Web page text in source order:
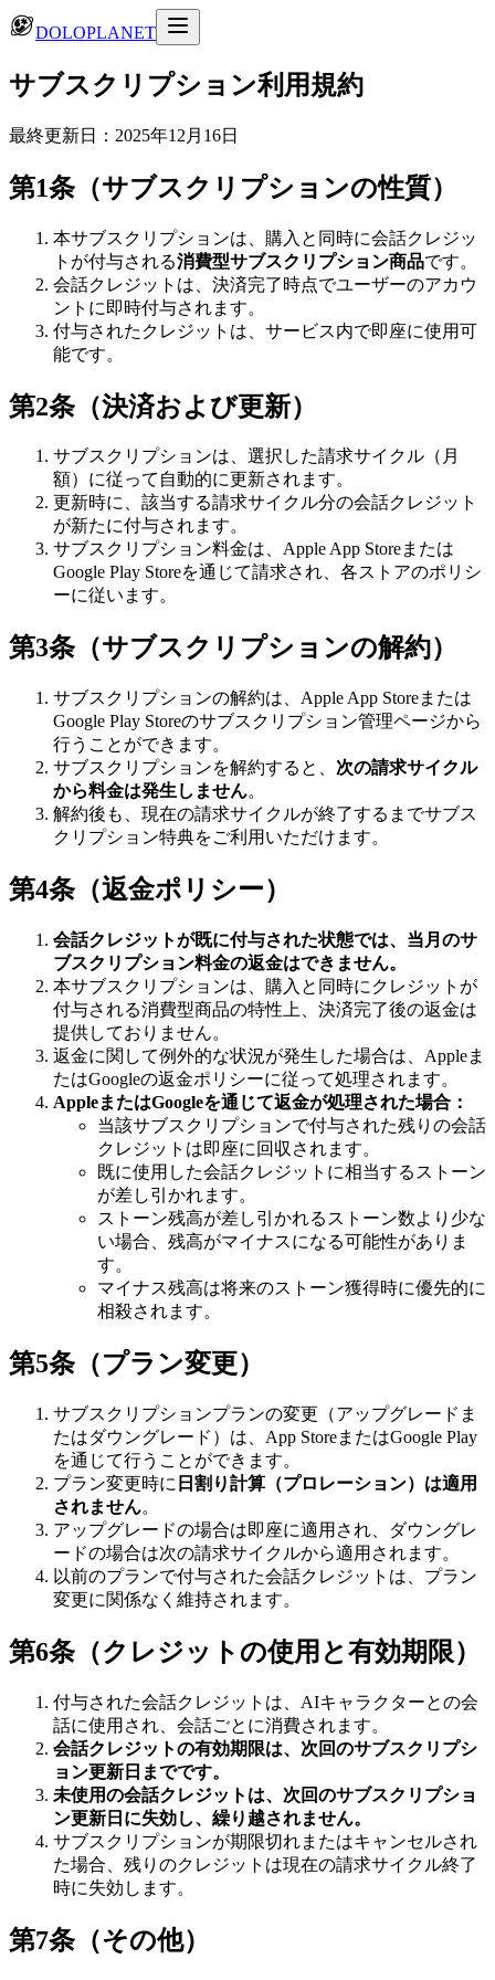
DOLOPLANET
サブスクリプション利用規約
最終更新日：2025年12月16日
第1条（サブスクリプションの性質）
本サブスクリプションは、購入と同時に会話クレジッ
トが付与される消費型サブスクリプション商品です。
会話クレジットは、決済完了時点でユーザーのアカウ
ントに即時付与されます。
付与されたクレジットは、サービス内で即座に使用可
能です。
第2条（決済および更新）
サブスクリプションは、選択した請求サイクル（月
額）に従って自動的に更新されます。
更新時に、該当する請求サイクル分の会話クレジット
が新たに付与されます。
サブスクリプション料金は、Apple App Storeまたは
Google Play Storeを通じて請求され、各ストアのポリシ
ーに従います。
第3条（サブスクリプションの解約）
サブスクリプションの解約は、Apple App Storeまたは
Google Play Storeのサブスクリプション管理ページから
行うことができます。
サブスクリプションを解約すると、 次の請求サイクル
から料金は発生しません。
解約後も、現在の請求サイクルが終了するまでサブス
クリプション特典をご利用いただけます。
第4条（返金ポリシー）
会話クレジットが既に付与された状態では、当月のサ
ブスクリプション料金の返金はできません。
本サブスクリプションは、購入と同時にクレジットが
付与される消費型商品の特性上、決済完了後の返金は
提供しておりません。
返金に関して例外的な状況が発生した場合は、Appleま
たはGoogleの返金ポリシーに従って処理されます。
AppleまたはGoogleを通じて返金が処理された場合：
当該サブスクリプションで付与された残りの会話
クレジットは即座に回収されます。
既に使用した会話クレジットに相当するストーン
が差し引かれます。
ストーン残高が差し引かれるストーン数より少な
い場合、残高がマイナスになる可能性がありま
す。
マイナス残高は将来のストーン獲得時に優先的に
相殺されます。
第5条（プラン変更）
サブスクリプションプランの変更（アップグレードま
たはダウングレード）は、App StoreまたはGoogle Play
を通じて行うことができます。
プラン変更時に 日割り計算（プロレーション）は適用
されません。
アップグレードの場合は即座に適用され、ダウングレ
ードの場合は次の請求サイクルから適用されます。
以前のプランで付与された会話クレジットは、プラン
変更に関係なく維持されます。
第6条（クレジットの使用と有効期限）
付与された会話クレジットは、AIキャラクターとの会
話に使用され、会話ごとに消費されます。
会話クレジットの有効期限は、次回のサブスクリプシ
ョン更新日までです。
未使用の会話クレジットは、次回のサブスクリプショ
ン更新日に失効し、繰り越されません。
サブスクリプションが期限切れまたはキャンセルされ
た場合、残りのクレジットは現在の請求サイクル終了
時に失効します。
第7条（その他）